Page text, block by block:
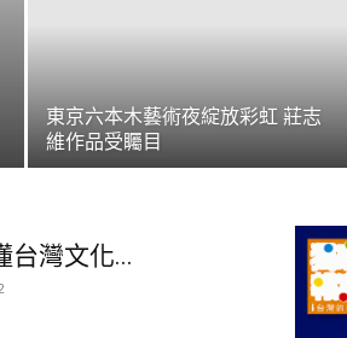
東京六本木藝術夜綻放彩虹 莊志
維作品受矚目
台灣文化...